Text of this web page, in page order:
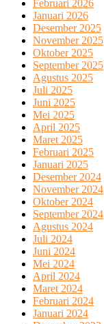
Februari 2026
Januari 2026
Desember 2025
November 2025
Oktober 2025
September 2025
Agustus 2025
Juli 2025
Juni 2025
Mei 2025
April 2025
Maret 2025
Februari 2025
Januari 2025
Desember 2024
November 2024
Oktober 2024
September 2024
Agustus 2024
Juli 2024
Juni 2024
Mei 2024
April 2024
Maret 2024
Februari 2024
Januari 2024